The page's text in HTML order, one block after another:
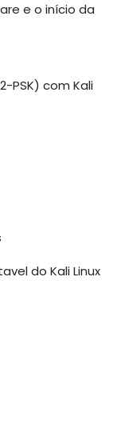
e o início da
PSK) com Kali
do Kali Linux